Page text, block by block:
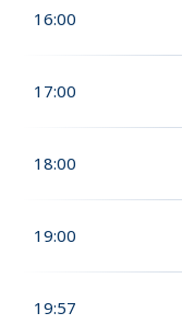
16:00
17:00
18:00
19:00
19:57